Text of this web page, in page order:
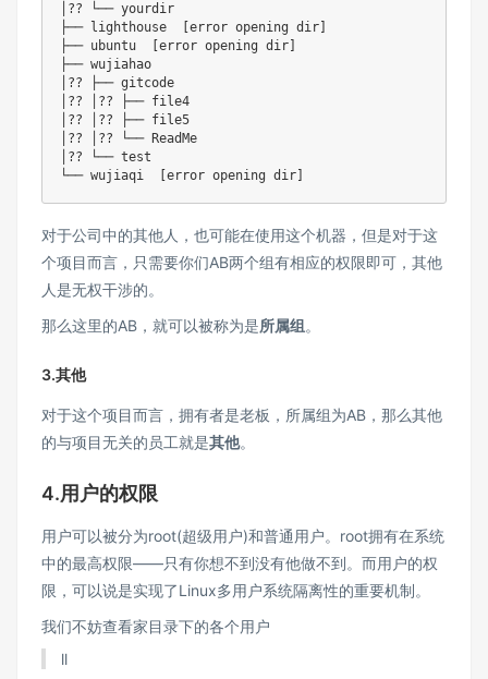
│?? └── yourdir
├── lighthouse  [error opening dir]
├── ubuntu  [error opening dir]
├── wujiahao
│?? ├── gitcode
│?? │?? ├── file4
│?? │?? ├── file5
│?? │?? └── ReadMe
│?? └── test
对于公司中的其他人，也可能在使用这个机器，但是对于这
个项目而言，只需要你们AB两个组有相应的权限即可，其他
人是无权干涉的。
那么这里的AB，就可以被称为是所属组。
3.其他
对于这个项目而言，拥有者是老板，所属组为AB，那么其他
的与项目无关的员工就是其他。
4.用户的权限
用户可以被分为root(超级用户)和普通用户。root拥有在系统
中的最高权限——只有你想不到没有他做不到。而用户的权
限，可以说是实现了Linux多用户系统隔离性的重要机制。
我们不妨查看家目录下的各个用户
ll